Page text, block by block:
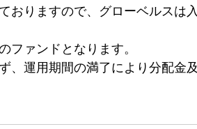
おりますので、グローベルスは
ファンドとなります。
、運用期間の満了により分配金